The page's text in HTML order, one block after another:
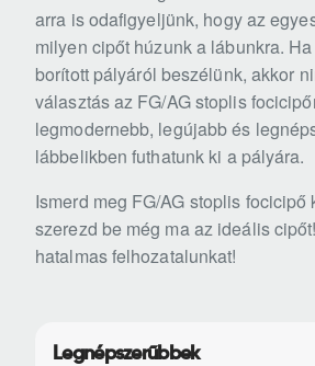
arra is odafigyeljünk, hogy az
milyen cipőt húzunk a lábunkra.
borított pályáról beszélünk, akkor
választás az FG/AG stoplis
legmodernebb, legújabb és
lábbelikben futhatunk ki a pályára.
Ismerd meg FG/AG stoplis focicipő
szerezd be még ma az ideális
hatalmas felhozatalunkat!
Legnépszerűbbek